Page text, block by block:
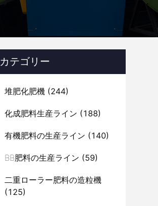
カテゴリー
堆肥化肥機 (244)
化成肥料生産ライン (188)
有機肥料の生産ライン (140)
BB肥料の生産ライン (59)
二重ローラー肥料の造粒機
(125)